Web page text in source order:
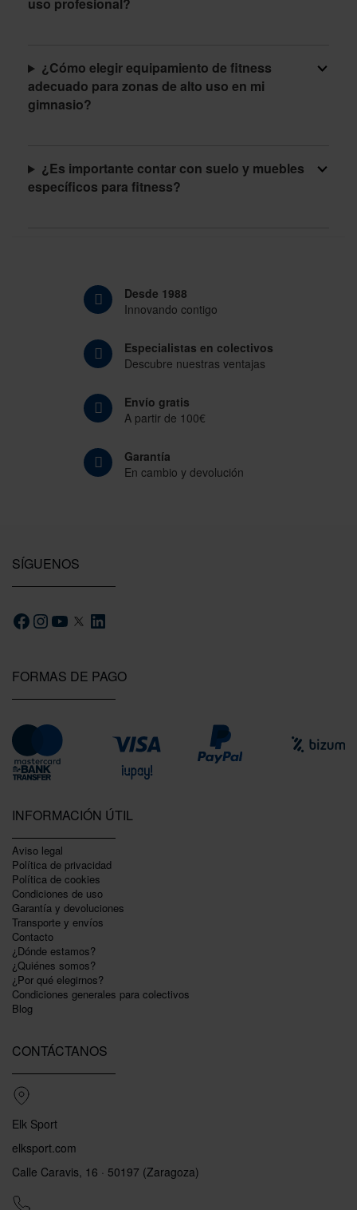
uso profesional?
¿Cómo elegir equipamiento de fitness
adecuado para zonas de alto uso en mi
gimnasio?
¿Es importante contar con suelo y muebles
específicos para fitness?
Desde 1988
Innovando contigo
Especialistas en colectivos
Descubre nuestras ventajas
Envío gratis
A partir de 100€
Garantía
En cambio y devolución
FORMAS DE PAGO
INFORMACIÓN ÚTIL
Aviso legal
Política de privacidad
Polí­tica de cookies
Condiciones de uso
Garantí­a y devoluciones
Transporte y envíos
Contacto
¿Dónde estamos?
¿Quiénes somos?
¿Por qué elegirnos?
Condiciones generales para colectivos
Blog
CONTÁCTANOS
Elk Sport
elksport.com
Calle Caravis, 16 · 50197 (Zaragoza)
SÍGUENOS